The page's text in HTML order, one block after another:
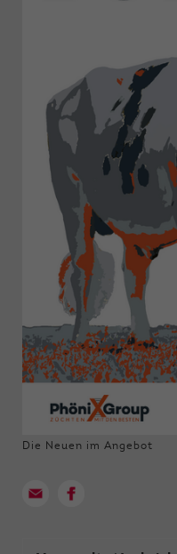
Die Neuen im Angebot